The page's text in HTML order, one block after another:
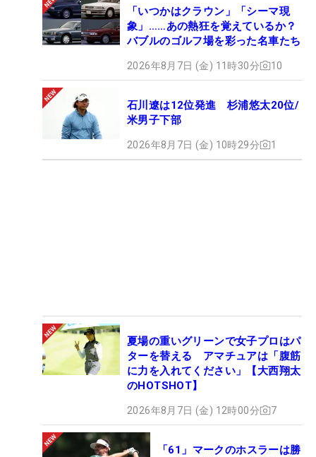
「いつかはクラウン」「シーマ現
象」……あの熱狂を覚えているか？
バブルのゴルフ場を彩った名車たち
2026年8月7日 (金) 11時30分 10
石川遼は12位発進 杉浦悠太20位/
米男子下部
2026年8月7日 (金) 10時29分 1
夏場の重いグリーンで女子プロはパ
ターを替える アマチュアは「腹筋
に力を入れてください」【大西翔太
のHOTSHOT】
2026年8月7日 (金) 12時00分 7
「61」マークのホスラーは勝